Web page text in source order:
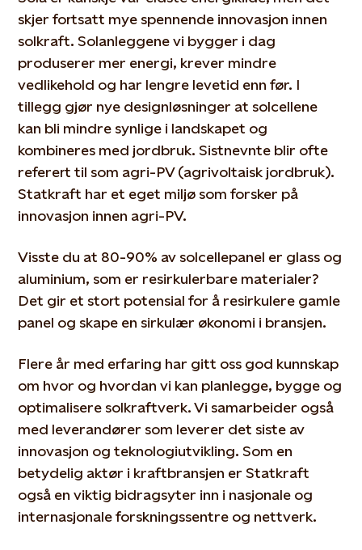
skjer fortsatt mye spennende innovasjon innen
solkraft. Solanleggene vi bygger i dag
produserer mer energi, krever mindre
vedlikehold og har lengre levetid enn før. I
tillegg gjør nye designløsninger at solcellene
kan bli mindre synlige i landskapet og
kombineres med jordbruk. Sistnevnte blir ofte
referert til som agri-PV (agrivoltaisk jordbruk).
Statkraft har et eget miljø som forsker på
innovasjon innen agri-PV.
Visste du at 80-90% av solcellepanel er glass og
aluminium, som er resirkulerbare materialer?
Det gir et stort potensial for å resirkulere gamle
panel og skape en sirkulær økonomi i bransjen.
Flere år med erfaring har gitt oss god kunnskap
om hvor og hvordan vi kan planlegge, bygge og
optimalisere solkraftverk. Vi samarbeider også
med leverandører som leverer det siste av
innovasjon og teknologiutvikling. Som en
betydelig aktør i kraftbransjen er Statkraft
også en viktig bidragsyter inn i nasjonale og
internasjonale forskningssentre og nettverk.